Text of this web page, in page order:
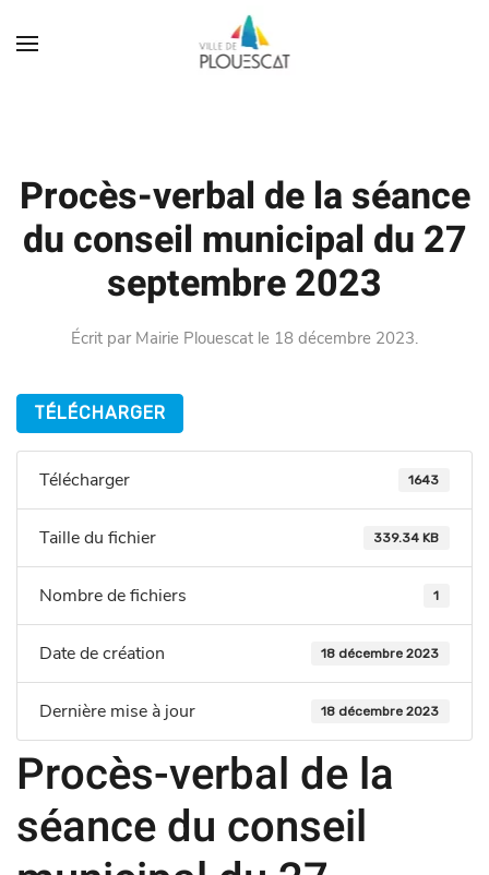
Procès-verbal de la séance
du conseil municipal du 27
septembre 2023
Écrit par Mairie Plouescat le 18 décembre 2023.
TÉLÉCHARGER
Télécharger 1643
Taille du fichier 339.34 KB
Nombre de fichiers 1
Date de création 18 décembre 2023
Dernière mise à jour 18 décembre 2023
Procès-verbal de la
séance du conseil